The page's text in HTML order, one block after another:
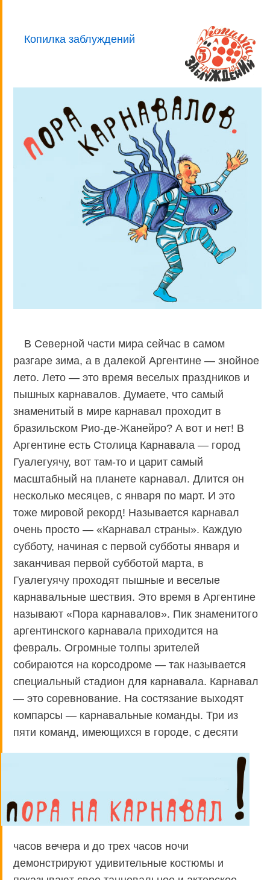
Копилка заблуждений
В Северной части мира сейчас в самом
разгаре зима, а в далекой Аргентине — знойное
лето. Лето — это время веселых праздников и
пышных карнавалов. Думаете, что самый
знаменитый в мире карнавал проходит в
бразильском Рио-де-Жанейро? А вот и нет! В
Аргентине есть Столица Карнавала — город
Гуалегуячу, вот там-то и царит самый
масштабный на планете карнавал. Длится он
несколько месяцев, с января по март. И это
тоже мировой рекорд! Называется карнавал
очень просто — «Карнавал страны». Каждую
субботу, начиная с первой субботы января и
заканчивая первой субботой марта, в
Гуалегуячу проходят пышные и веселые
карнавальные шествия. Это время в Аргентине
называют «Пора карнавалов». Пик знаменитого
аргентинского карнавала приходится на
февраль. Огромные толпы зрителей
собираются на корсодроме — так называется
специальный стадион для карнавала. Карнавал
— это соревнование. На состязание выходят
компарсы — карнавальные команды. Три из
пяти команд, имеющихся в городе, с десяти
часов вечера и до трех часов ночи
демонстрируют удивительные костюмы и